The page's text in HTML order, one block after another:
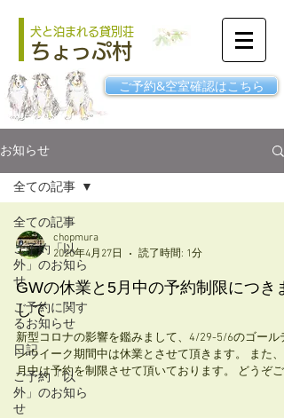
犬と泊まれる貸別荘
ちょっぷ村
ご予約&空室確認はこちら
お知らせ
全ての記事
ご予約「以
外」のお知ら
せ
ご予約に関す
るお知らせ
日記
ご予約「以
外」のお知ら
せ
全ての記事
chopmura
2020年4月27日
読了時間: 1分
GWの休業と5月中の予約制限につきま
して
新型コロナの影響を鑑みまして、4/29-5/6のゴールデ
ンウイーク期間中は休業とさせて頂きます。 また、5
月中は予約を制限させて頂いております。 どうぞご
承ください。 ご不明な点はお問合せください。 ご迷
をお掛け致しますが、よろしくお願いいたします。